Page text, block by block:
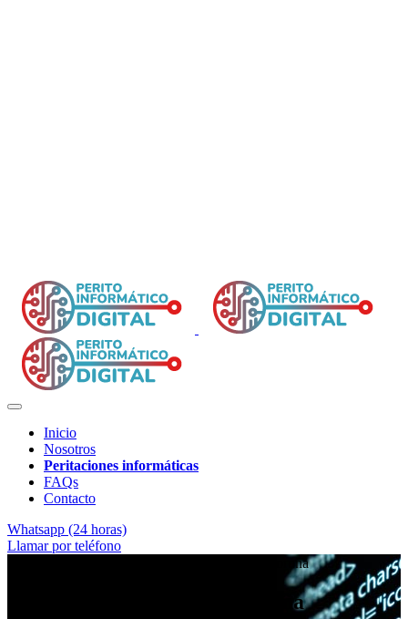
Inicio
Nosotros
Peritaciones informáticas
FAQs
Contacto
Whatsapp (24 horas)
Llamar por teléfono
A Coruña
Perito informático en A Coruña